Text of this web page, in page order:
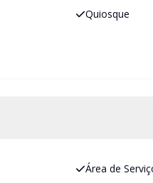
Quiosque
Área de